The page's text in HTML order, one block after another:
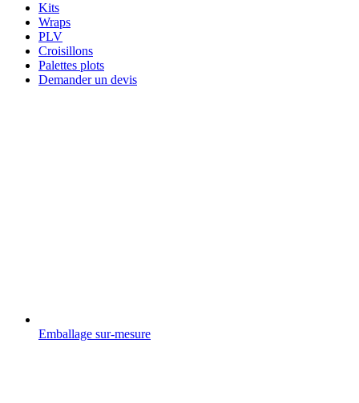
Kits
Wraps
PLV
Croisillons
Palettes plots
Demander un devis
Emballage sur-mesure